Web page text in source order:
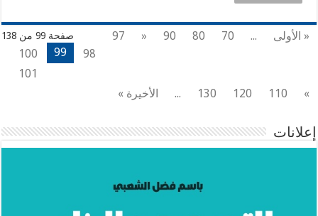
صفحة 99 من 138 « الأولى ...
70
80
90
«
97
98
99
100
101
»
110
120
130
... الأخيرة »
إعلانات